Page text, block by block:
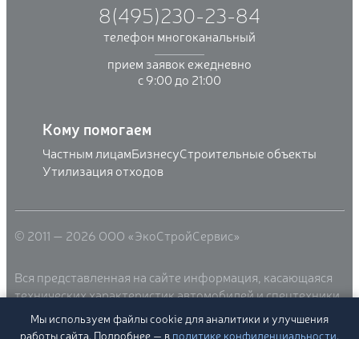
8(495)230-23-84
телефон многоканальный
прием заявок ежедневно
с 9:00 до 21:00
Кому помогаем
Частным лицамБизнесуСтроительные объекты
Утилизация отходов
© 2011 — 2026 ООО «ЭкоСтройСервис»
Вся представленная на сайте информация, касающаяся
технических характеристик автомобилей и спецтехники,
стоимости услуг, носит информационный характер и ни
при каких условиях не является публичной офертой,
Мы используем файлы cookie для аналитики и улучшения
работы сайта. Подробнее — в политике конфиденциальности.